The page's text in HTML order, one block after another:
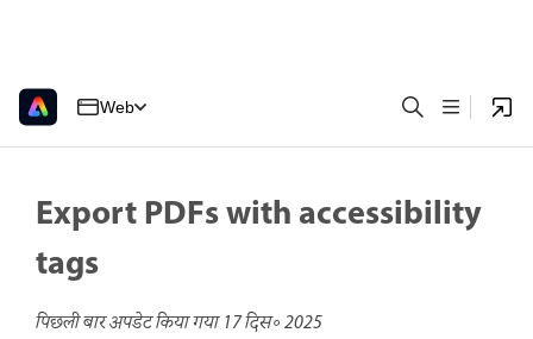
Web
Export PDFs with accessibility
tags
पिछली बार अपडेट किया गया17 दिस॰ 2025